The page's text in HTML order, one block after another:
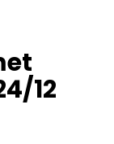
12